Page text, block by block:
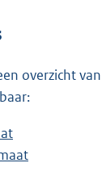
overzicht
e